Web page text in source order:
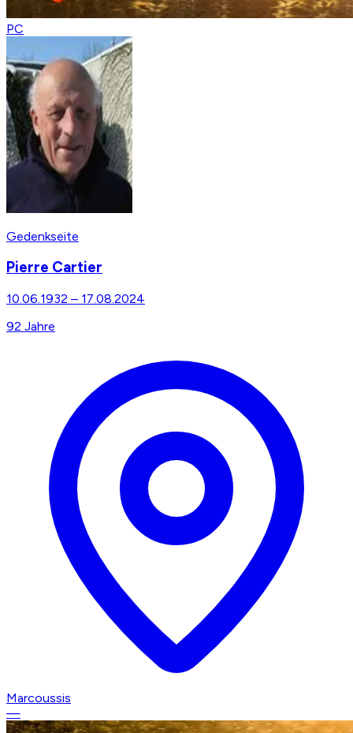
PC
Gedenkseite
Pierre Cartier
10.06.1932 – 17.08.2024
92 Jahre
Marcoussis
—